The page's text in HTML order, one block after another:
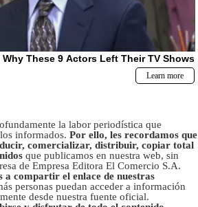
la labor periodística que
informados. Por ello, les recordamos que
comercializar, distribuir, copiar total
que publicamos en nuestra web, sin
de Empresa Editora El Comercio S.A.
a compartir el enlace de nuestras
personas puedan acceder a información
desde nuestra fuente oficial.